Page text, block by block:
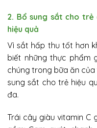
2. Bổ sung sắt cho trẻ
hiệu quả
Vì sắt hấp thu tốt hơn
biết những thực phẩm
chúng trong bữa ăn của
sung sắt cho trẻ hiệu
đa.
Trái cây giàu vitamin C